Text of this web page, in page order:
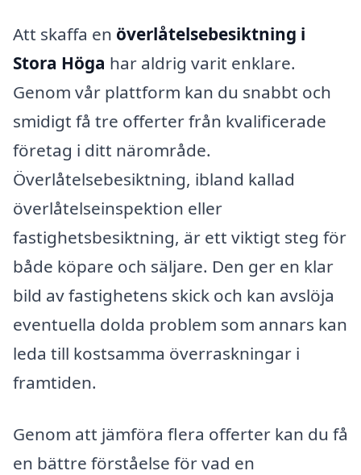
Att skaffa en överlåtelsebesiktning i
Stora Höga har aldrig varit enklare.
Genom vår plattform kan du snabbt och
smidigt få tre offerter från kvalificerade
företag i ditt närområde.
Överlåtelsebesiktning, ibland kallad
överlåtelseinspektion eller
fastighetsbesiktning, är ett viktigt steg för
både köpare och säljare. Den ger en klar
bild av fastighetens skick och kan avslöja
eventuella dolda problem som annars kan
leda till kostsamma överraskningar i
framtiden.
Genom att jämföra flera offerter kan du få
en bättre förståelse för vad en